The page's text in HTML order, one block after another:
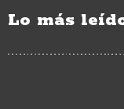
Lo más